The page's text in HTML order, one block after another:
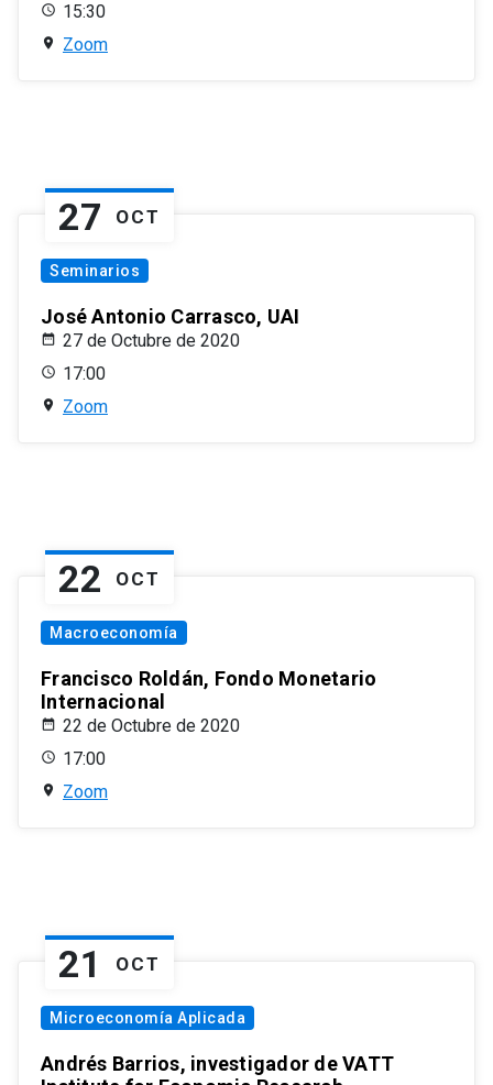
15:30
Zoom
27 OCT
Seminarios
José Antonio Carrasco, UAI
27 de Octubre de 2020
17:00
Zoom
22 OCT
Macroeconomía
Francisco Roldán, Fondo Monetario
Internacional
22 de Octubre de 2020
17:00
Zoom
21 OCT
Microeconomía Aplicada
Andrés Barrios, investigador de VATT